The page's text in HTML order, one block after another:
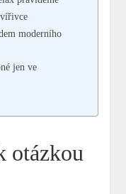
moderního
jen ve
otázkou